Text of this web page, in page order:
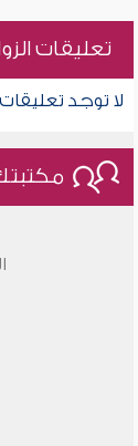
تعليقات
لا توجد